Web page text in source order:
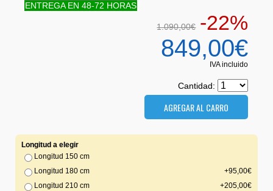
ENTREGA EN 48-72 HORAS
1.090,00€ -22%
849,00€
IVA incluido
Cantidad:
Longitud a elegir
Longitud 150 cm
Longitud 180 cm
+95,00€
Longitud 210 cm
+205,00€